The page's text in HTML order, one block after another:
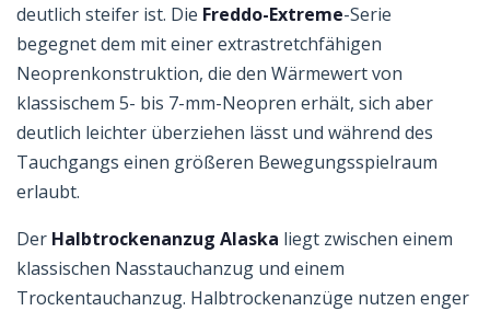
deutlich steifer ist. Die Freddo-Extreme-Serie
begegnet dem mit einer extrastretchfähigen
Neoprenkonstruktion, die den Wärmewert von
klassischem 5- bis 7-mm-Neopren erhält, sich aber
deutlich leichter überziehen lässt und während des
Tauchgangs einen größeren Bewegungsspielraum
erlaubt.
Der Halbtrockenanzug Alaska liegt zwischen einem
klassischen Nasstauchanzug und einem
Trockentauchanzug. Halbtrockenanzüge nutzen enger